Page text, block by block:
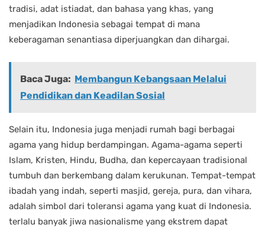
tradisi, adat istiadat, dan bahasa yang khas, yang
menjadikan Indonesia sebagai tempat di mana
keberagaman senantiasa diperjuangkan dan dihargai.
Baca Juga: Membangun Kebangsaan Melalui
Pendidikan dan Keadilan Sosial
Selain itu, Indonesia juga menjadi rumah bagi berbagai
agama yang hidup berdampingan. Agama-agama seperti
Islam, Kristen, Hindu, Budha, dan kepercayaan tradisional
tumbuh dan berkembang dalam kerukunan. Tempat-tempat
ibadah yang indah, seperti masjid, gereja, pura, dan vihara,
adalah simbol dari toleransi agama yang kuat di Indonesia.
terlalu banyak jiwa nasionalisme yang ekstrem dapat